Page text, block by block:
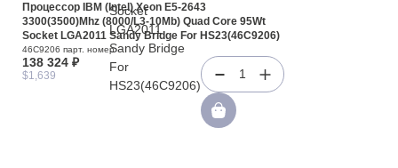
Процессор IBM (Intel) Xeon E5-2643
3300(3500)Mhz (8000/L3-10Mb) Quad Core 95Wt
Socket LGA2011 Sandy Bridge For HS23(46C9206)
46C9206 парт. номер
138 324 ₽
$1,639 1